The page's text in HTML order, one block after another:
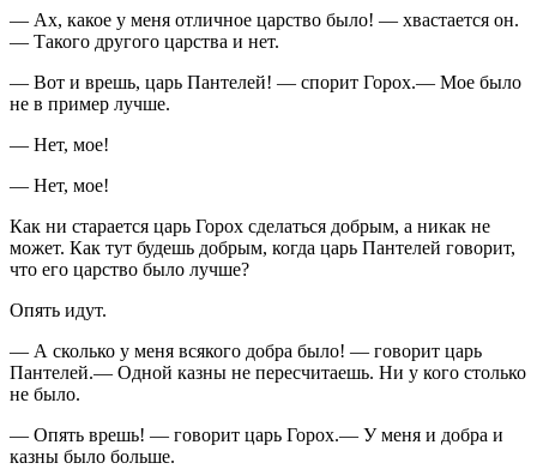
— Ах, какое у меня отличное царство было! — хвастается он.
— Такого другого царства и нет.
— Вот и врешь, царь Пантелей! — спорит Горох.— Мое было
не в пример лучше.
— Нет, мое!
— Нет, мое!
Как ни старается царь Горох сделаться добрым, а никак не
может. Как тут будешь добрым, когда царь Пантелей говорит,
что его царство было лучше?
Опять идут.
— А сколько у меня всякого добра было! — говорит царь
Пантелей.— Одной казны не пересчитаешь. Ни у кого столько
не было.
— Опять врешь! — говорит царь Горох.— У меня и добра и
казны было больше.